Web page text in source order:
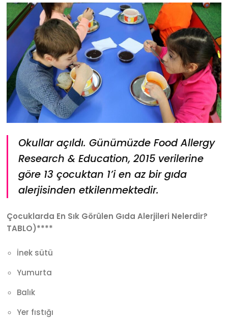
Okullar açıldı. Günümüzde Food Allergy
Research & Education, 2015 verilerine
göre 13 çocuktan 1’i en az bir gıda
alerjisinden etkilenmektedir.
Çocuklarda En Sık Görülen Gıda Alerjileri Nelerdir?
TABLO)****
İnek sütü
Yumurta
Balık
Yer fıstığı